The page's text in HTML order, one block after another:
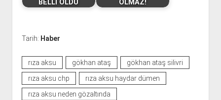
BELLİ OLDU OLMAZ!
Tarih: Haber
rıza aksu gökhan ataş
gökhan ataş silivri
rıza aksu chp
rıza aksu haydar dümen
rıza aksu neden gözaltında